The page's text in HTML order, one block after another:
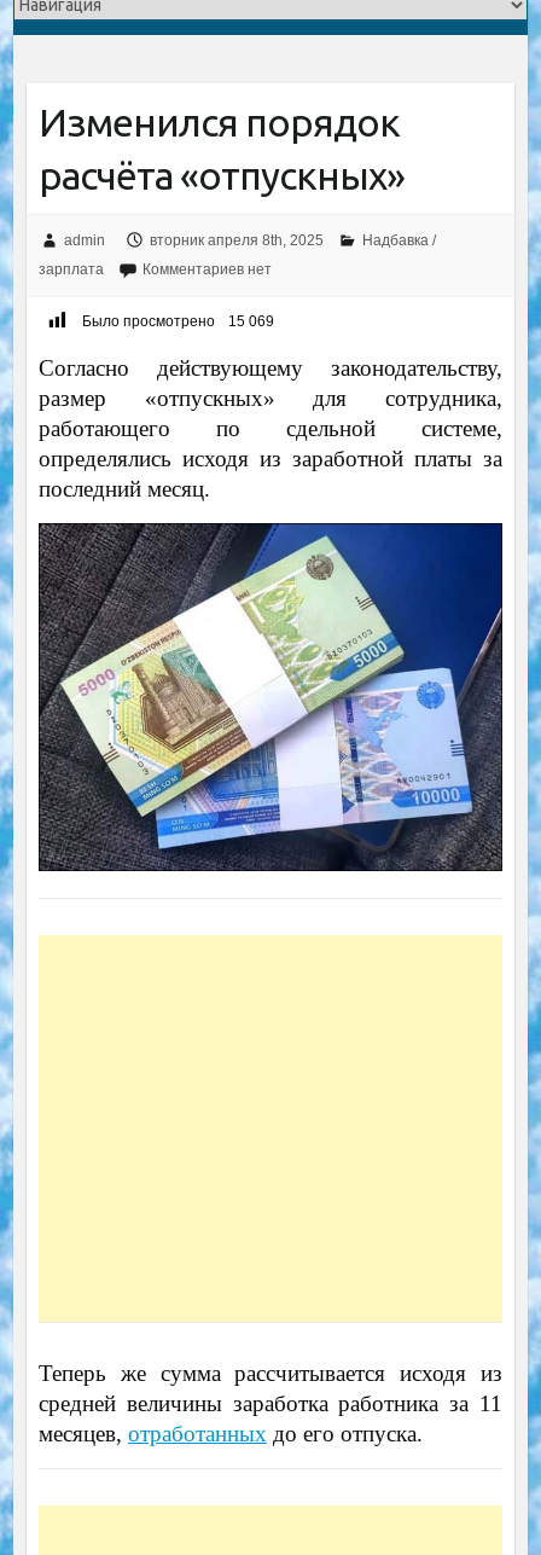
Изменился порядок
расчёта «отпускных»
admin вторник апреля 8th, 2025
Надбавка /
зарплата
Комментариев нет
Было просмотрено 15 069
Согласно действующему законодательству,
размер «отпускных» для сотрудника,
работающего по сдельной системе,
определялись исходя из заработной платы за
последний месяц.
Теперь же сумма рассчитывается исходя из
средней величины заработка работника за 11
месяцев, отработанныхдо его отпуска.